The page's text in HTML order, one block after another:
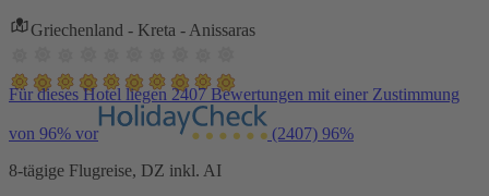
Griechenland - Kreta - Anissaras
Für dieses Hotel liegen 2407 Bewertungen mit einer Zustimmung
von 96% vor (2407) 96%
8-tägige Flugreise, DZ inkl. AI